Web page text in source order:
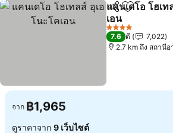
แชร์ เพิ่มในรา
แคนเดโอ โฮเท
เอน
4 ดาว
7.6 ดี
7,022
2.7 km ถึง สถานีอ
จาก ฿1,965
ดูราคาจาก 9 เว็บไซต์